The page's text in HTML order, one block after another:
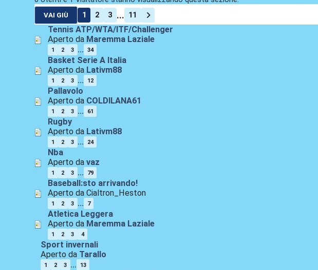
VAI GIÙ 1 2 3 ... 11
Tennis ATP/WTA/ITF/Challenger
Aperto da Maremma Laziale
1 2 3 ... 34
Basket Serie A Italia
Aperto da Lativm88
1 2 3 ... 12
Pallavolo
Aperto da COLDILANA61
1 2 3 ... 61
Rugby
Aperto da Lativm88
1 2 3 ... 24
Nba
Aperto davaz
1 2 3 ... 79
Baseball:sto arrivando!
Aperto da Cialtron_Heston
1 2 3 ... 7
Atletica Leggera
Aperto da Maremma Laziale
1 2 3 4
Sport invernali
Aperto da Tarallo
1 2 3 ... 13